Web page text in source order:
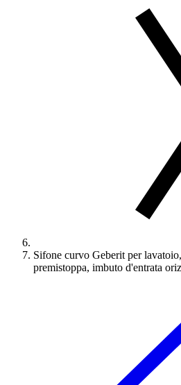
Sifone curvo Geberit per
premistoppa, imbuto d'entrata